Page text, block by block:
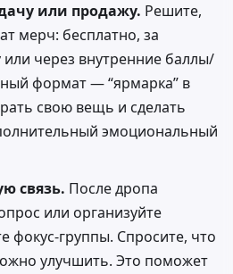
или продажу. Решите,
мерч: бесплатно, за
через внутренние баллы/
формат — “ярмарка” в
свою вещь и сделать
эмоциональный
связь. После дропа
или организуйте
фокус-группы. Спросите, что
улучшить. Это поможет